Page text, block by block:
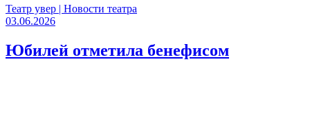
Театр увер | Новости театра
03.06.2026
Юбилей отметила бенефисом